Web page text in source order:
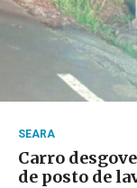
SEARA
Carro
de posto de